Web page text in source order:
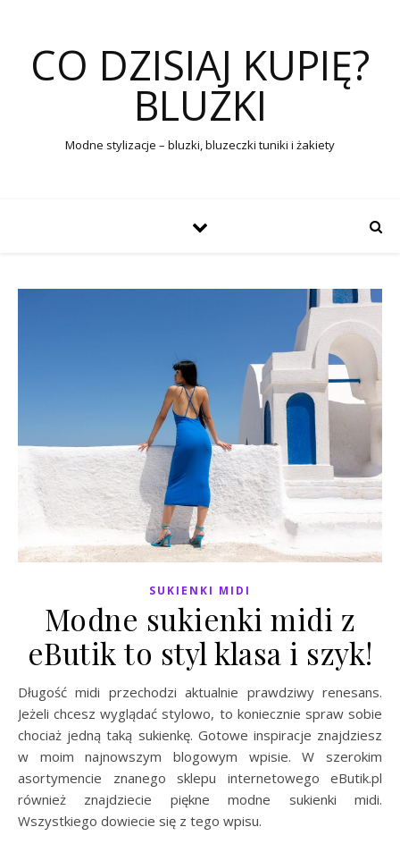
CO DZISIAJ KUPIĘ?
BLUZKI
Modne stylizacje – bluzki, bluzeczki tuniki i żakiety
SUKIENKI MIDI
Modne sukienki midi z
eButik to styl klasa i szyk!
Długość midi przechodzi aktualnie prawdziwy renesans.
Jeżeli chcesz wyglądać stylowo, to koniecznie spraw sobie
chociaż jedną taką sukienkę. Gotowe inspiracje znajdziesz
w moim najnowszym blogowym wpisie. W szerokim
asortymencie znanego sklepu internetowego eButik.pl
również znajdziecie piękne modne sukienki midi.
Wszystkiego dowiecie się z tego wpisu.